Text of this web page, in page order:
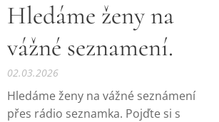
Hledáme ženy na
vážné seznamení.
02.03.2026
Hledáme ženy na vážné seznámení
přes rádio seznamka. Pojďte si s